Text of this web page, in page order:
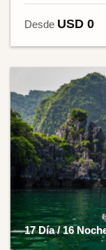
Desde USD 0
17 Día / 16